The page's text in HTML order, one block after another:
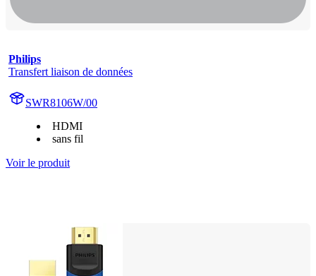
Philips
Transfert liaison de données
SWR8106W/00
HDMI
sans fil
Voir le produit